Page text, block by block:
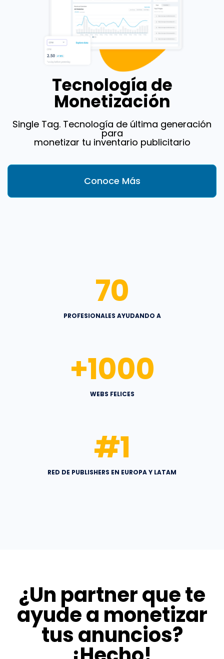
Tecnología de
Monetización
Single Tag. Tecnología de última generación
para
monetizar tu inventario publicitario
Conoce Más
PROFESIONALES AYUDANDO A
70
WEBS FELICES
+1000
RED DE PUBLISHERS EN EUROPA Y LATAM
#1
¿Un partner que te
ayude a monetizar
tus anuncios?